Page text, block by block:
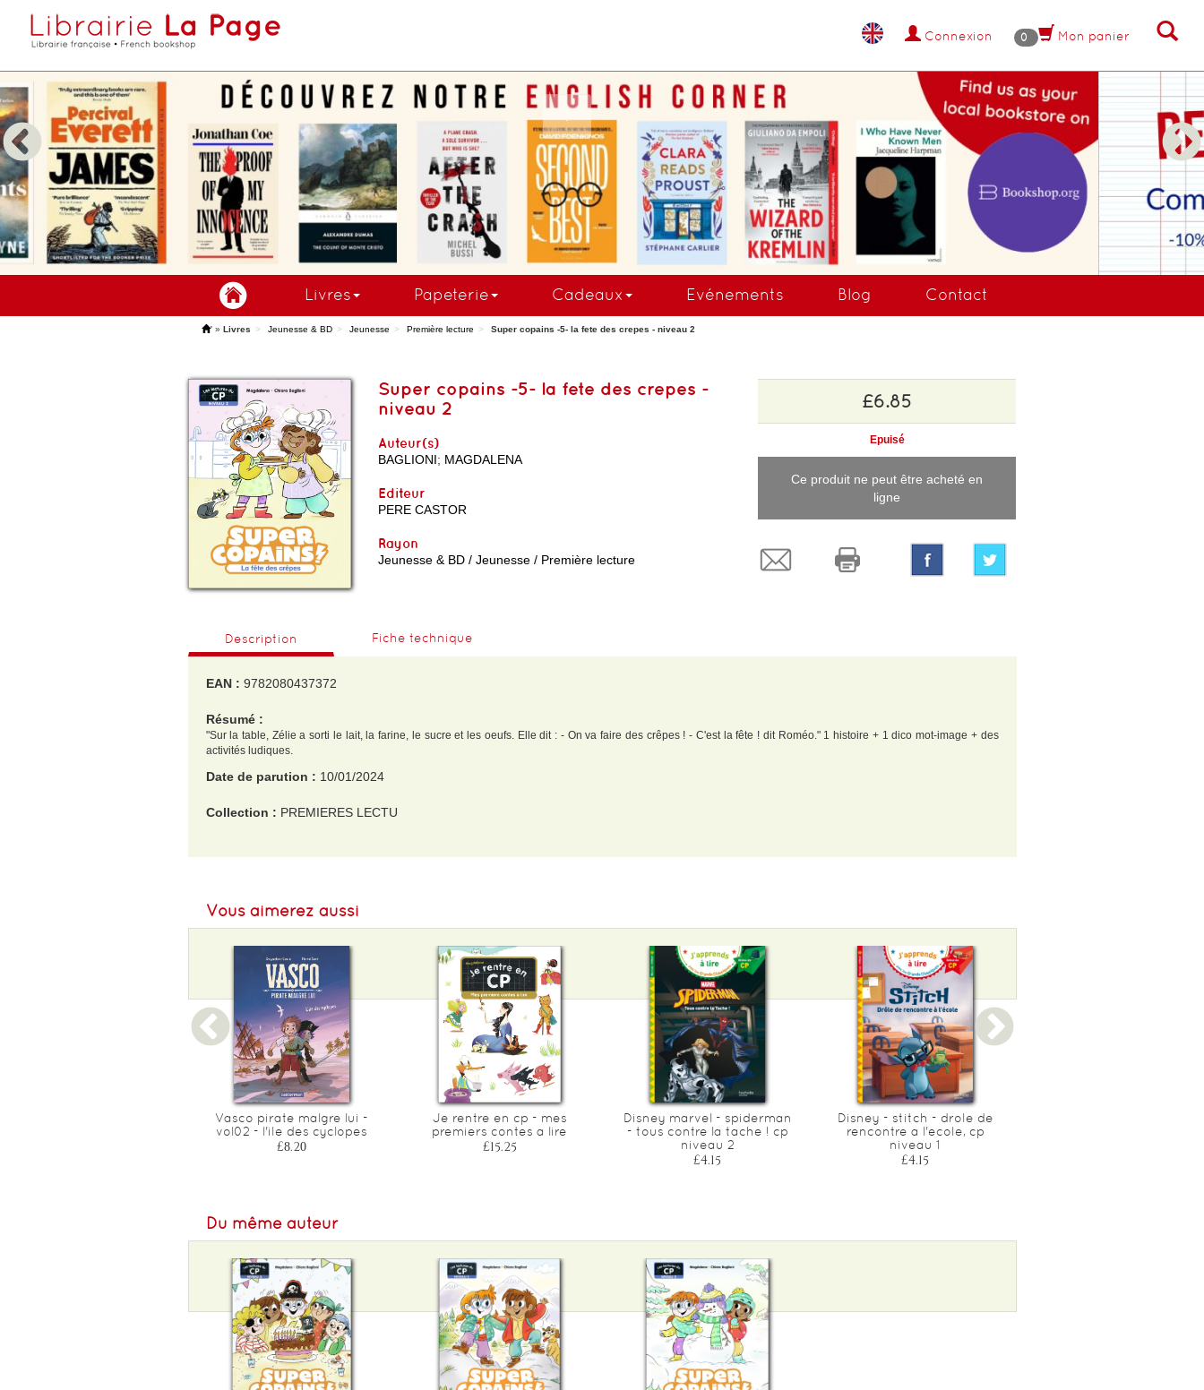
Connexion 0 Mon panier
Livres Papeterie Cadeaux Evénements Blog Contact
'» Livres Jeunesse & BD Jeunesse Première lecture Super copains -5- la fete des crepes - niveau 2
Super copains -5- la fete des crepes -
niveau 2
Auteur(s)
BAGLIONI; MAGDALENA
Editeur
PERE CASTOR
Rayon
Jeunesse & BD / Jeunesse / Première lecture
£6.85
Epuisé
Ce produit ne peut être acheté en
ligne
Description Fiche technique
EAN : 9782080437372
Résumé :
"Sur la table, Zélie a sorti le lait, la farine, le sucre et les oeufs. Elle dit : - On va faire des crêpes ! - C'est la fête ! dit Roméo." 1 histoire + 1 dico mot-image + des
activités ludiques.
Date de parution : 10/01/2024
Collection : PREMIERES LECTU
Vous aimerez aussi
Vasco pirate malgre lui -
vol02 - l'ile des cyclopes
£8.20
Je rentre en cp - mes
premiers contes a lire
£15.25
Disney marvel - spiderman
- tous contre la tache ! cp
niveau 2
£4.15
Disney - stitch - drole de
rencontre a l'ecole, cp
niveau 1
£4.15
Du même auteur